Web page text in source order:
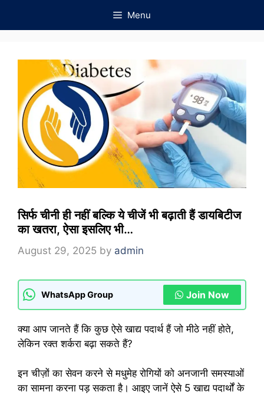
Menu
सिर्फ चीनी ही नहीं बल्कि ये चीजें भी बढ़ाती हैं डायबिटीज
का खतरा, ऐसा इसलिए भी…
August 29, 2025 by admin
WhatsApp Group Join Now
क्या आप जानते हैं कि कुछ ऐसे खाद्य पदार्थ हैं जो मीठे नहीं होते,
लेकिन रक्त शर्करा बढ़ा सकते हैं?
इन चीज़ों का सेवन करने से मधुमेह रोगियों को अनजानी समस्याओं
का सामना करना पड़ सकता है। आइए जानें ऐसे 5 खाद्य पदार्थों के